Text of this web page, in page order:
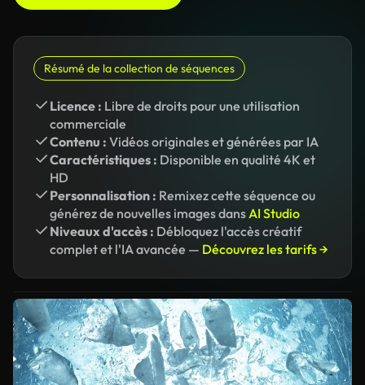
Résumé de la collection de séquences
Licence : Libre de droits pour une utilisation
commerciale
Contenu : Vidéos originales et générées par IA
Caractéristiques : Disponible en qualité 4K et
HD
Personnalisation : Remixez cette séquence ou
générez de nouvelles images dansAI Studio
Niveaux d'accès : Débloquez l'accès créatif
complet et l'IA avancée — Découvrez les tarifs →